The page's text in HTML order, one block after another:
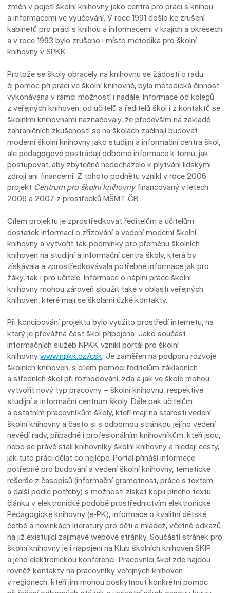
změn v pojetí školní knihovny jako centra pro práci s knihou
a informacemi ve vyučování. V roce 1991 došlo ke zrušení
kabinetů pro práci s knihou a informacemi v krajích a okresech
a v roce 1993 bylo zrušeno i místo metodika pro školní
knihovny v SPKK.
Protože se školy obracely na knihovnu se žádostí o radu
či pomoc při práci ve školní knihovně, byla metodická činnost
vykonávána v rámci možností i nadále. Informace od kolegů
z veřejných knihoven, od učitelů a ředitelů škol i z kontaktů se
školními knihovnami naznačovaly, že především na základě
zahraničních zkušeností se na školách začínají budovat
moderní školní knihovny jako studijní a informační centra škol,
ale pedagogové postrádají odborné informace k tomu, jak
postupovat, aby zbytečně nedocházelo k plýtvání lidskými
zdroji ani financemi. Z tohoto podnětu vznikl v roce 2006
projekt Centrum pro školní knihovnyfinancovaný v letech
2006 a 2007 z prostředků MŠMT ČR.
Cílem projektu je zprostředkovat ředitelům a učitelům
dostatek informací o zřizování a vedení moderní školní
knihovny a vytvořit tak podmínky pro přeměnu školních
knihoven na studijní a informační centra školy, která by
získávala a zprostředkovávala potřebné informace jak pro
žáky, tak i pro učitele. Informace o náplni práce školní
knihovny mohou zároveň sloužit také v oblasti veřejných
knihoven, které mají se školami úzké kontakty.
Při koncipování projektu bylo využito prostředí internetu, na
který je převážná část škol připojena. Jako součást
informačních služeb NPKK vznikl portál pro školní
knihovnywww.npkk.cz/csk. Je zaměřen na podporu rozvoje
školních knihoven, s cílem pomoci ředitelům základních
a středních škol při rozhodování, zda a jak ve škole mohou
vytvořit nový typ pracovny – školní knihovnu, respektive
studijní a informační centrum školy. Dále pak učitelům
a ostatním pracovníkům školy, kteří mají na starosti vedení
školní knihovny a často si s odbornou stránkou jejího vedení
nevědí rady, případně i profesionálním knihovníkům, kteří jsou,
nebo se právě stali knihovníky školní knihovny a hledají cesty,
jak tuto práci dělat co nejlépe. Portál přináší informace
potřebné pro budování a vedení školní knihovny, tematické
rešerše z časopisů (informační gramotnost, práce s textem
a další podle potřeby) s možností získat kopii plného textu
článku v elektronické podobě prostřednictvím elektronické
Pedagogické knihovny (e-PK), informace o kvalitní dětské
četbě a novinkách literatury pro děti a mládež, včetně odkazů
na již existující zajímavé webové stránky. Součástí stránek pro
školní knihovny je i napojení na Klub školních knihoven SKIP
a jeho elektronickou konferenci. Pracovníci škol zde najdou
rovněž kontakty na pracovníky veřejných knihoven
v regionech, kteří jim mohou poskytnout konkrétní pomoc